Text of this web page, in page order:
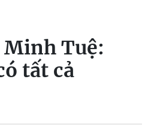
Tuệ:
tất cả